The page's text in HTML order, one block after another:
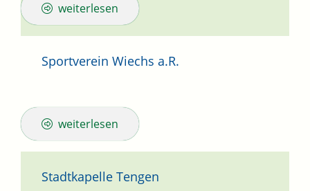
weiterlesen
Sportverein Wiechs a.R.
weiterlesen
Stadtkapelle Tengen